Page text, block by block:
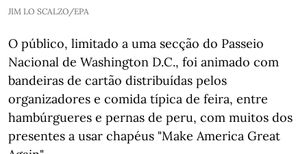
JIM LO SCALZO/EPA
O público, limitado a uma secção do Passeio
Nacional de Washington D.C., foi animado com
bandeiras de cartão distribuídas pelos
organizadores e comida típica de feira, entre
hambúrgueres e pernas de peru, com muitos dos
presentes a usar chapéus "Make America Great